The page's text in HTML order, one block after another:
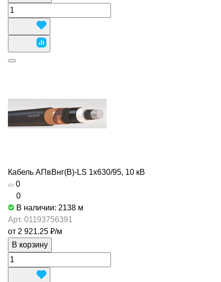
Кабель АПвВнг(В)-LS 1х630/95, 10 кВ
0
0
В наличии: 2138 м
Арт. 01193756391
от 2 921.25 ₽/м
В корзину